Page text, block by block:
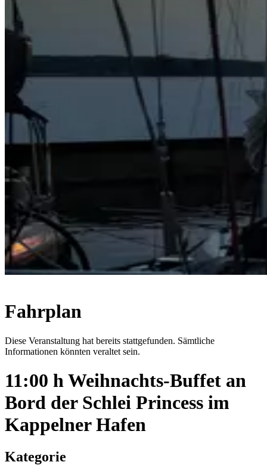
Fahrplan
Diese Veranstaltung hat bereits stattgefunden. Sämtliche
Informationen könnten veraltet sein.
11:00 h Weihnachts-Buffet an
Bord der Schlei Princess im
Kappelner Hafen
Kategorie